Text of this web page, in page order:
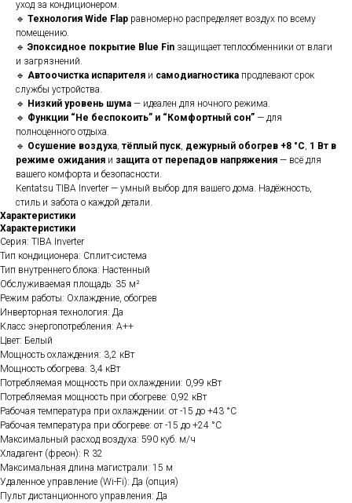
уход за кондиционером.
🔹 Технология Wide Flap равномерно распределяет воздух по всему
помещению.
🔹 Эпоксидное покрытие Blue Fin защищает теплообменники от влаги
и загрязнений.
🔹 Автоочистка испарителя и самодиагностика продлевают срок
службы устройства.
🔹 Низкий уровень шума — идеален для ночного режима.
🔹 Функции “Не беспокоить” и “Комфортный сон” — для
полноценного отдыха.
🔹 Осушение воздуха, тёплый пуск, дежурный обогрев +8 °C, 1 Вт в
режиме ожидания и защита от перепадов напряжения — всё для
вашего комфорта и безопасности.
Kentatsu TIBA Inverter — умный выбор для вашего дома. Надёжность,
стиль и забота о каждой детали.
Характеристики
Характеристики
Серия: TIBA Inverter
Тип кондиционера: Сплит-система
Тип внутреннего блока: Настенный
Обслуживаемая площадь: 35 м²
Режим работы: Охлаждение, обогрев
Инверторная технология: Да
Класс энергопотребления: A++
Цвет: Белый
Мощность охлаждения: 3,2 кВт
Мощность обогрева: 3,4 кВт
Потребляемая мощность при охлаждении: 0,99 кВт
Потребляемая мощность при обогреве: 0,92 кВт
Рабочая температура при охлаждении: от -15 до +43 °C
Рабочая температура при обогреве: от -15 до +24 °C
Максимальный расход воздуха: 590 куб. м/ч
Хладагент (фреон): R 32
Максимальная длина магистрали: 15 м
Удаленное управление (Wi-Fi): Да (опция)
Пульт дистанционного управления: Да